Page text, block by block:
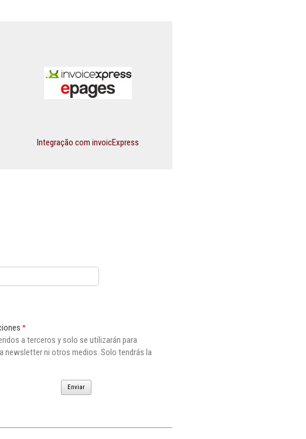
Integração com invoicExpress
*
a terceros y solo se utilizarán para
newsletter ni otros medios. Solo tendrás la
Enviar